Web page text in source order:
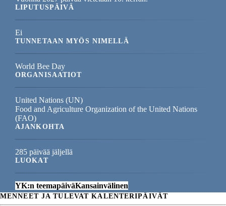
LIPUTUSPÄIVÄ
Ei
TUNNETAAN MYÖS NIMELLÄ
World Bee Day
ORGANISAATIOT
United Nations (UN)
Food and Agriculture Organization of the United Nations
(FAO)
AJANKOHTA
285 päivää jäljellä
LUOKAT
YK:n teemapäiväKansainvälinen
MENNEET JA TULEVAT KALENTERIPÄIVÄT